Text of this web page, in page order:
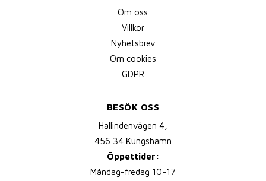
Om oss
Villkor
Nyhetsbrev
Om cookies
GDPR
BESÖK OSS
Hallindenvägen 4,
456 34 Kungshamn
Öppettider:
Måndag-fredag 10-17